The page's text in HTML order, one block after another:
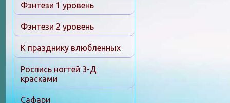
Фэнтези 1 уровень
Фэнтези 2 уровень
К празднику влюбленных
Роспись ногтей 3-Д
красками
Сафари